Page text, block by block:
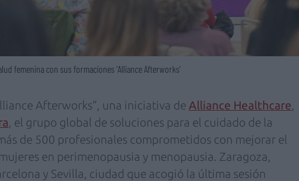
femenina con sus formaciones ‘Alliance Afterworks’
Afterworks”, una iniciativa de Alliance Healthcare,
, el grupo global de soluciones para el cuidado de la
de 500 profesionales comprometidos con mejorar el
en perimenopausia y menopausia. Zaragoza,
y Sevilla, ciudad que acogió la última sesión